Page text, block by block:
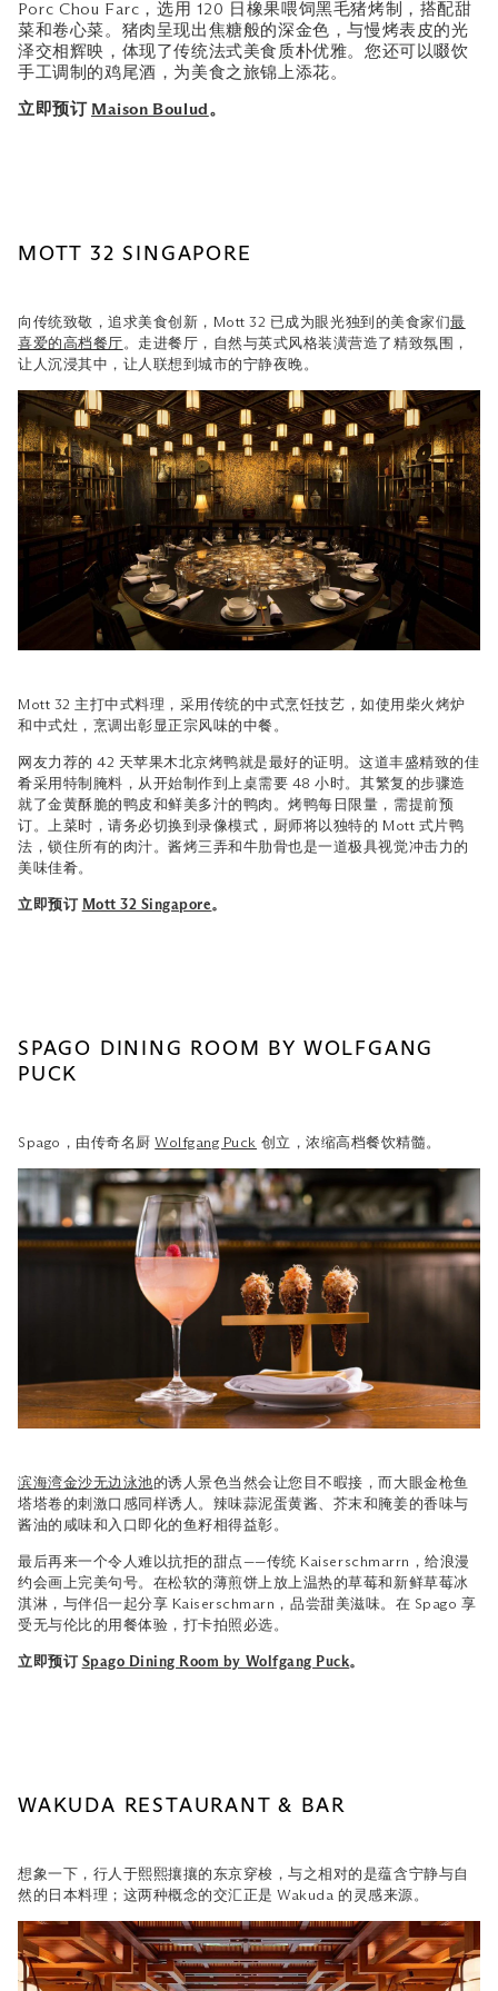
Porc Chou Farc，选用 120 日橡果喂饲黑毛猪烤制，搭配甜
菜和卷心菜。猪肉呈现出焦糖般的深金色，与慢烤表皮的光
泽交相辉映，体现了传统法式美食质朴优雅。您还可以啜饮
手工调制的鸡尾酒，为美食之旅锦上添花。
立即预订 Maison Boulud 。
MOTT 32 SINGAPORE
向传统致敬，追求美食创新，Mott 32 已成为眼光独到的美食家们最
喜爱的高档餐厅。走进餐厅，自然与英式风格装潢营造了精致氛围，
让人沉浸其中，让人联想到城市的宁静夜晚。
Mott 32 主打中式料理，采用传统的中式烹饪技艺，如使用柴火烤炉
和中式灶，烹调出彰显正宗风味的中餐。
网友力荐的 42 天苹果木北京烤鸭就是最好的证明。这道丰盛精致的佳
肴采用特制腌料，从开始制作到上桌需要 48 小时。其繁复的步骤造
就了金黄酥脆的鸭皮和鲜美多汁的鸭肉。烤鸭每日限量，需提前预
订。上菜时，请务必切换到录像模式，厨师将以独特的 Mott 式片鸭
法，锁住所有的肉汁。酱烤三弄和牛肋骨也是一道极具视觉冲击力的
美味佳肴。
立即预订 Mott 32 Singapore。
SPAGO DINING ROOM BY WOLFGANG
PUCK
Spago，由传奇名厨Wolfgang Puck 创立，浓缩高档餐饮精髓。
滨海湾金沙无边泳池的诱人景色当然会让您目不暇接，而大眼金枪鱼
塔塔卷的刺激口感同样诱人。辣味蒜泥蛋黄酱、芥末和腌姜的香味与
酱油的咸味和入口即化的鱼籽相得益彰。
最后再来一个令人难以抗拒的甜点——传统 Kaiserschmarrn，给浪漫
约会画上完美句号。在松软的薄煎饼上放上温热的草莓和新鲜草莓冰
淇淋，与伴侣一起分享 Kaiserschmarn，品尝甜美滋味。在 Spago 享
受无与伦比的用餐体验，打卡拍照必选。
立即预订 Spago Dining Room by Wolfgang Puck。
WAKUDA RESTAURANT & BAR
想象一下，行人于熙熙攘攘的东京穿梭，与之相对的是蕴含宁静与自
然的日本料理；这两种概念的交汇正是 Wakuda 的灵感来源。